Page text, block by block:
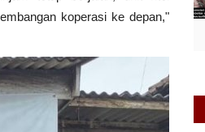
koperasi ke depan,"